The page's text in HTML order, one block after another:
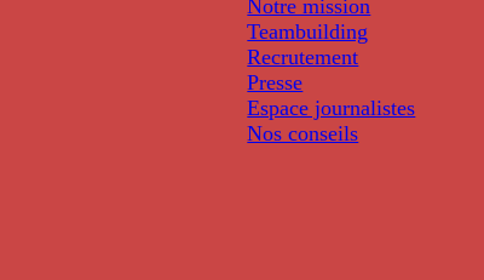
Notre mission
Teambuilding
Recrutement
Presse
Espace journalistes
Nos conseils